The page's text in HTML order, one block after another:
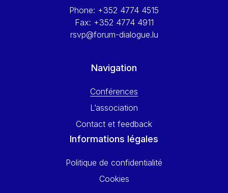
Yossi Beillin
Yves FRANCHET
Phone: +352 4774 4515
Fax: +352 4774 4911
rsvp@forum-dialogue.lu
Navigation
Conférences
L’association
Contact et feedback
Informations légales
Politique de confidentialité
Cookies